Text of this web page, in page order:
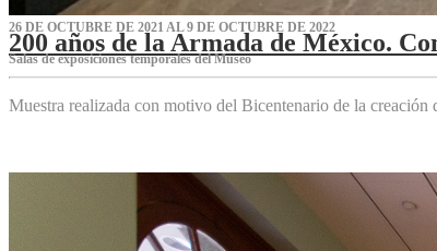
26 DE OCTUBRE DE 2021 AL 9 DE OCTUBRE DE 2022
200 años de la Armada de México.
Salas de exposiciones temporales del Museo‌
Muestra realizada con motivo del Bicentenario de la